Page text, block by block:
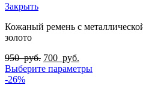
Закрыть
Кожаный ремень с
золото
950руб. 700 руб.
Выберите параметры
-26%